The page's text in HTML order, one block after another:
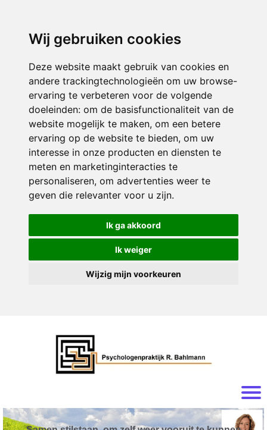
Wij gebruiken cookies
Deze website maakt gebruik van cookies en
andere trackingtechnologieën om uw browse-
ervaring te verbeteren voor de volgende
doeleinden: om de basisfunctionaliteit van de
website mogelijk te maken, om een betere
ervaring op de website te bieden, om uw
interesse in onze producten en diensten te
meten en marketinginteracties te
personaliseren, om advertenties weer te
geven die relevanter voor u zijn.
Ik ga akkoord
Ik weiger
Wijzig mijn voorkeuren